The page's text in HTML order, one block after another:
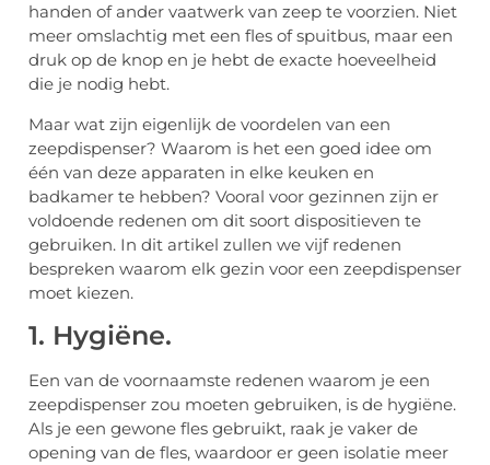
handen of ander vaatwerk van zeep te voorzien. Niet
meer omslachtig met een fles of spuitbus, maar een
druk op de knop en je hebt de exacte hoeveelheid
die je nodig hebt.
Maar wat zijn eigenlijk de voordelen van een
zeepdispenser? Waarom is het een goed idee om
één van deze apparaten in elke keuken en
badkamer te hebben? Vooral voor gezinnen zijn er
voldoende redenen om dit soort dispositieven te
gebruiken. In dit artikel zullen we vijf redenen
bespreken waarom elk gezin voor een zeepdispenser
moet kiezen.
1. Hygiëne.
Een van de voornaamste redenen waarom je een
zeepdispenser zou moeten gebruiken, is de hygiëne.
Als je een gewone fles gebruikt, raak je vaker de
opening van de fles, waardoor er geen isolatie meer